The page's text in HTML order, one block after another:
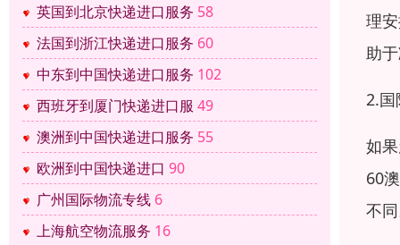
英国到北京快递进口服务 58
法国到浙江快递进口服务 60
中东到中国快递进口服务 102
西班牙到厦门快递进口服 49
澳洲到中国快递进口服务 55
欧洲到中国快递进口 90
广州国际物流专线 6
上海航空物流服务 16
理
助
2.国
如
60
不